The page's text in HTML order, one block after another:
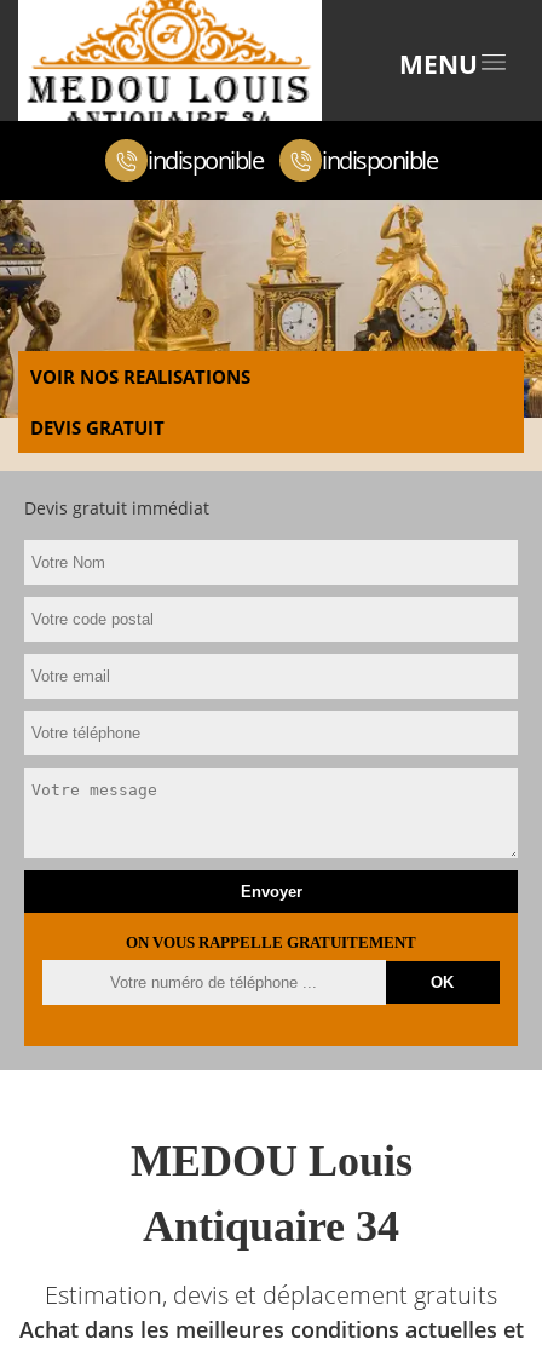
MENU
indisponible indisponible
VOIR NOS REALISATIONS
DEVIS GRATUIT
Devis gratuit immédiat
ON VOUS RAPPELLE GRATUITEMENT
MEDOU Louis
Antiquaire 34
Estimation, devis et déplacement gratuits
Achat dans les meilleures conditions actuelles et